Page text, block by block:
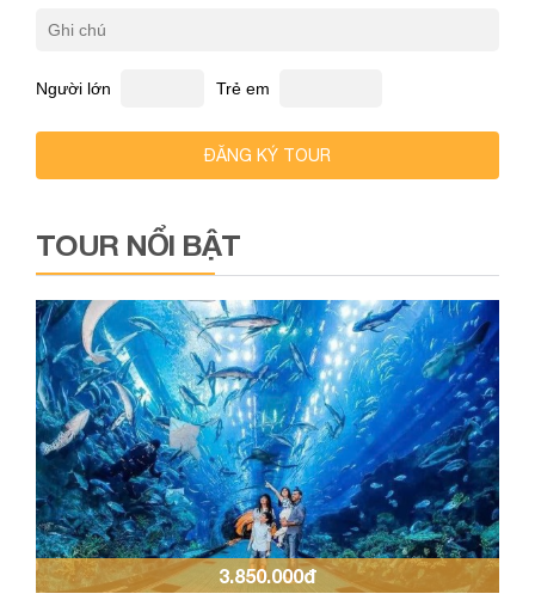
Người lớn Trẻ em
ĐĂNG KÝ TOUR
TOUR NỔI BẬT
3.850.000đ